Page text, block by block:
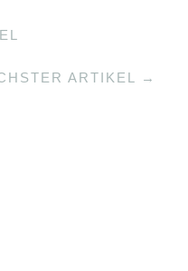
ARTIKEL →